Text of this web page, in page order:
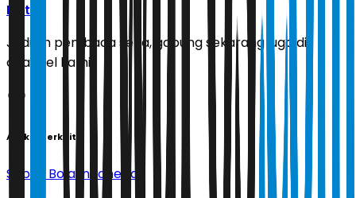
Ikuti
Jadilah pembaca setia, gabung sekarang juga di
channel kami!
Artikel Terkait
Sepak Bola Indonesia